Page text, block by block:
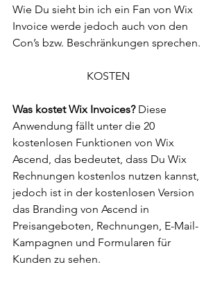
Wie Du sieht bin ich ein Fan von Wix
Invoice werde jedoch auch von den
Con’s bzw. Beschränkungen sprechen.
KOSTEN
Was kostet Wix Invoices? Diese
Anwendung fällt unter die 20
kostenlosen Funktionen von Wix
Ascend, das bedeutet, dass Du Wix
Rechnungen kostenlos nutzen kannst,
jedoch ist in der kostenlosen Version
das Branding von Ascend in
Preisangeboten, Rechnungen, E-Mail-
Kampagnen und Formularen für
Kunden zu sehen.